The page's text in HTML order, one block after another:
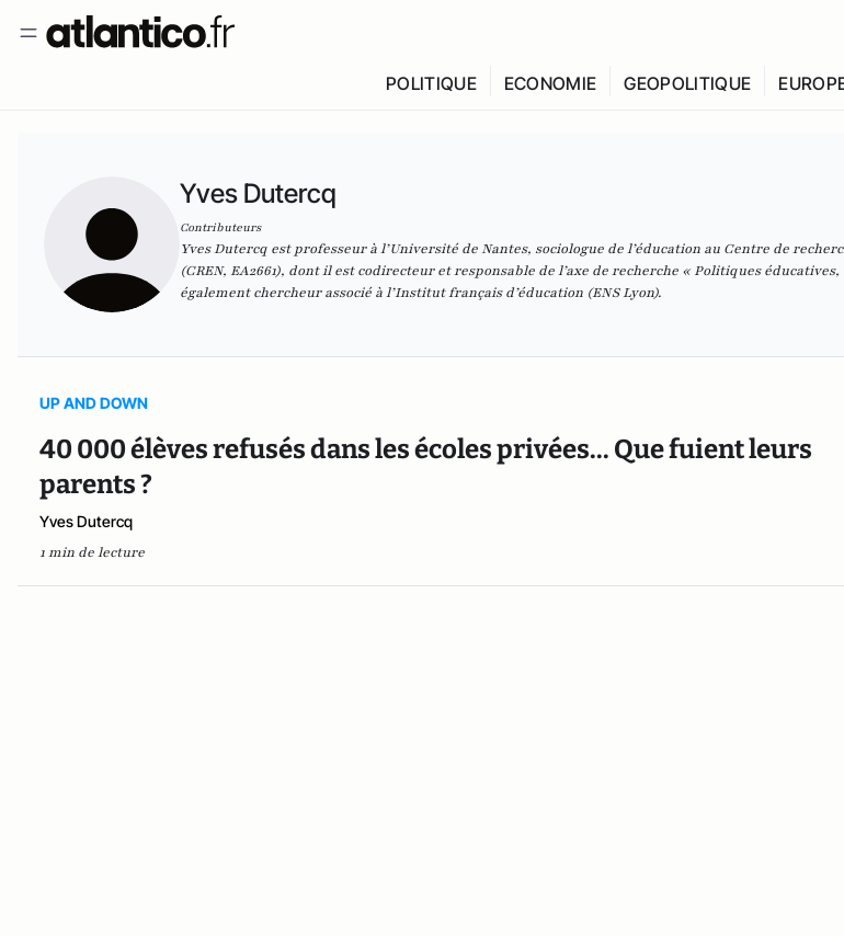
POLITIQUE ECONOMIE GEOPOLITIQUE
Yves Dutercq
Contributeurs
Yves Dutercq est professeur à l’Université de Nantes, sociologue de l’éducation au Centre de
(CREN, EA2661), dont il est codirecteur et responsable de l’axe de recherche « Politiques
également chercheur associé à l’Institut français d’éducation (ENS Lyon).
UP AND DOWN
40 000 élèves refusés dans les écoles privées... Que fuient leurs
parents ?
Yves Dutercq
1 min de lecture